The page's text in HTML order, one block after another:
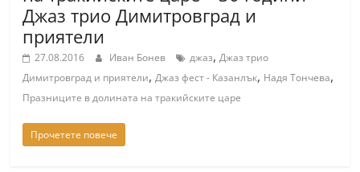
Джаз трио Димитровград и
приятели
27.08.2016 Иван Бонев джаз,Джаз трио
Димитровград и приятели,Джаз фест - Казанлък, Надя Тончева,
Празниците в долината на тракийските царе
Прочетете повече